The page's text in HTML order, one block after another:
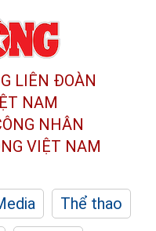
LIÊN ĐOÀN
NAM
NHÂN
VIỆT NAM
Thể thao